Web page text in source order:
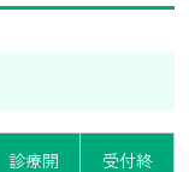
診療開
受付終